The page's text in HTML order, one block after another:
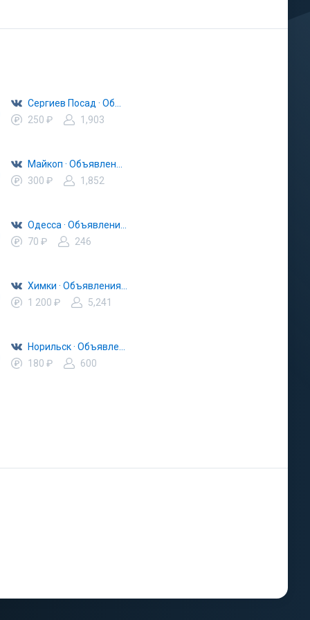
250 ₽
1,903
300 ₽
1,852
70 ₽
246
1 200 ₽
5,241
180 ₽
600